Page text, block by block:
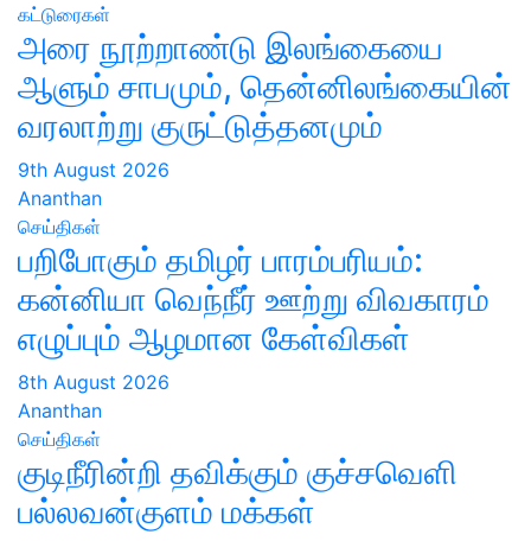
கட்டுரைகள்
அரை நூற்றாண்டு இலங்கையை
ஆளும் சாபமும், தென்னிலங்கையின்
வரலாற்று குருட்டுத்தனமும்
9th August 2026
Ananthan
செய்திகள்
பறிபோகும் தமிழர் பாரம்பரியம்:
கன்னியா வெந்நீர் ஊற்று விவகாரம்
எழுப்பும் ஆழமான கேள்விகள்
8th August 2026
Ananthan
செய்திகள்
குடிநீரின்றி தவிக்கும் குச்சவெளி
பல்லவன்குளம் மக்கள்